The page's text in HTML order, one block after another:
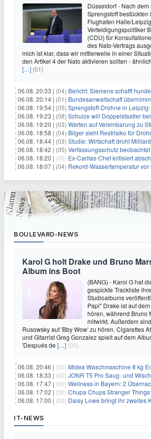
Düsseldorf - Nach
Sprengstoff bestückten
Flughafen Halle/
Verteidigungspolitiker
(CDU) für
des Nato-Vertrags
mich ist klar, dass wir mittlerweile in einer
den Artikel 4 der Nato aktivieren sollten -
[…] (01)
06.08. 20:33 | (04) Bericht: Siemens schafft
06.08. 20:14 | (01) Bundesanwaltschaft übernimmt
06.08. 19:54 | (05) Sprengstoff-Drohne in
06.08. 19:23 | (08) Schulze will Doppelstaatler bei
06.08. 19:20 | (03) Warten auf Vereinbarung zu
06.08. 18:58 | (04) Bilger sieht Restrisiko für Drohnen-
06.08. 18:44 | (03) Studie: Wirtschaft droht
06.08. 18:42 | (05) Verfassungsschutz beobachtet
06.08. 18:20 | (00) Ex-Caritas-Chef kritisiert
06.08. 18:07 | (04) Rekord-Wassertemperatur
BOULEVARD-NEWS
Karol G holt Drake und Bruno
Album ins Boot
(BANG) - Karol G hat
gespickte Trackliste
Studioalbums
Papi" Drake ist auf
hören, während Bruno
mitwirkt. Außerdem
Rusowsky auf 'Bby Wow' zu hören. Cigarettes
und Gitarrist Greg Gonzalez spielt auf dem
'Después de […] (00)
06.08. 20:46 | (00) Midea Waschmaschine 8 kg Energieklasse A-
06.08. 18:33 | (00) JONR T5 Pro Saug- und
06.08. 17:47 | (00) Wellness in Bayern: 2 Übernachtungen im DAS LUDWIG Sports
06.08. 17:02 | (00) Chupa Chups Stranger Things Eimer
06.08. 17:00 | (00) Daisy Lowe bringt ihr zweites
IT-NEWS